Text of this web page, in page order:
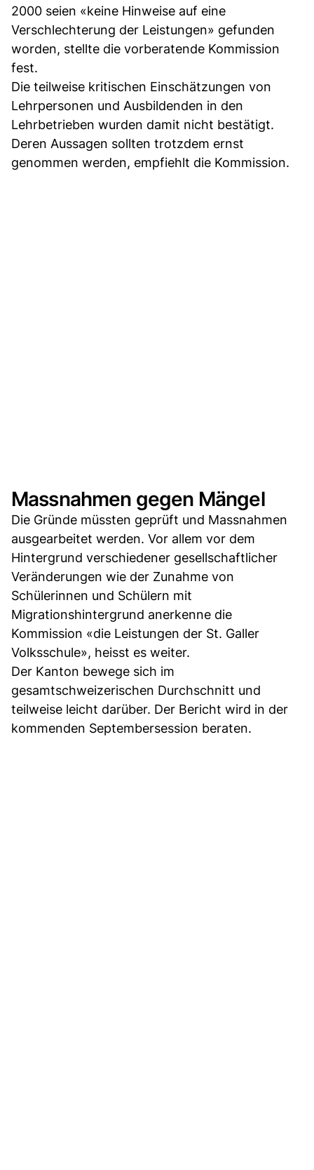
2000 seien «keine Hinweise auf eine
Verschlechterung der Leistungen» gefunden
worden, stellte die vorberatende Kommission
fest.
Die teilweise kritischen Einschätzungen von
Lehrpersonen und Ausbildenden in den
Lehrbetrieben wurden damit nicht bestätigt.
Deren Aussagen sollten trotzdem ernst
genommen werden, empfiehlt die Kommission.
Massnahmen gegen Mängel
Die Gründe müssten geprüft und Massnahmen
ausgearbeitet werden. Vor allem vor dem
Hintergrund verschiedener gesellschaftlicher
Veränderungen wie der Zunahme von
Schülerinnen und Schülern mit
Migrationshintergrund anerkenne die
Kommission «die Leistungen der St. Galler
Volksschule», heisst es weiter.
Der Kanton bewege sich im
gesamtschweizerischen Durchschnitt und
teilweise leicht darüber. Der Bericht wird in der
kommenden Septembersession beraten.